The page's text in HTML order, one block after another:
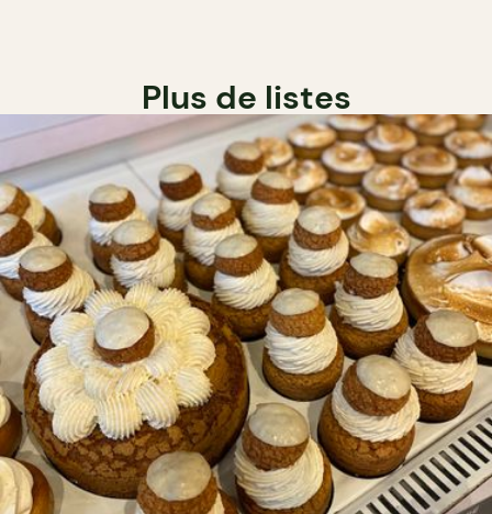
Plus de listes